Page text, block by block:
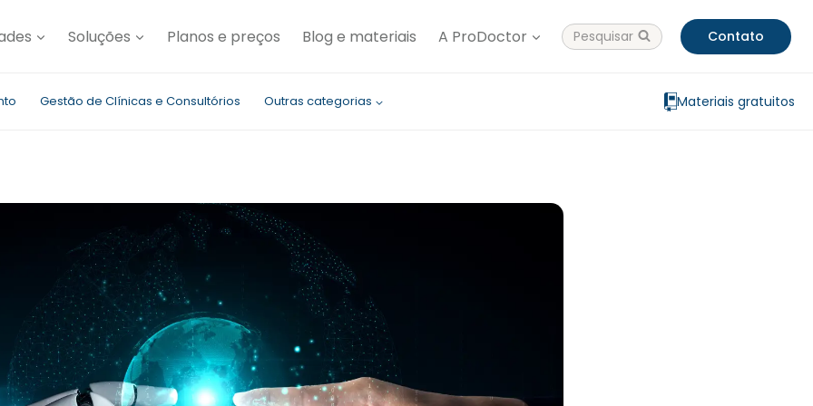
Soluções Planos e preços Blog e materiais A ProDoctor Pesquisar Contato
Gestão de Clínicas e Consultórios Outras categorias Materiais gratuitos